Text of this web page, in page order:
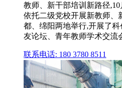
教师、新干部培训新路径
依托二级党校开展新教师、
都、绵阳两地举行,开展了
友论坛、青年教师学术交流
联系电话: 180 3780 8511